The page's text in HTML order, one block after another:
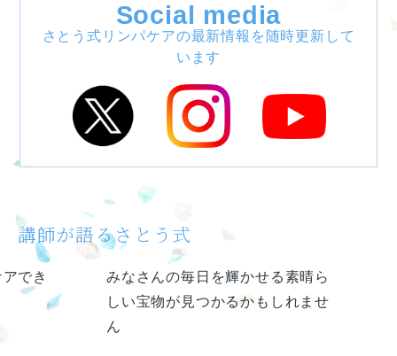
Social media
さとう式リンパケアの最新情報を 随時更新して
います
講師が語るさとう式
でき
みなさんの毎日を輝かせる素晴ら
しい宝物が見つかるかもしれませ
ん